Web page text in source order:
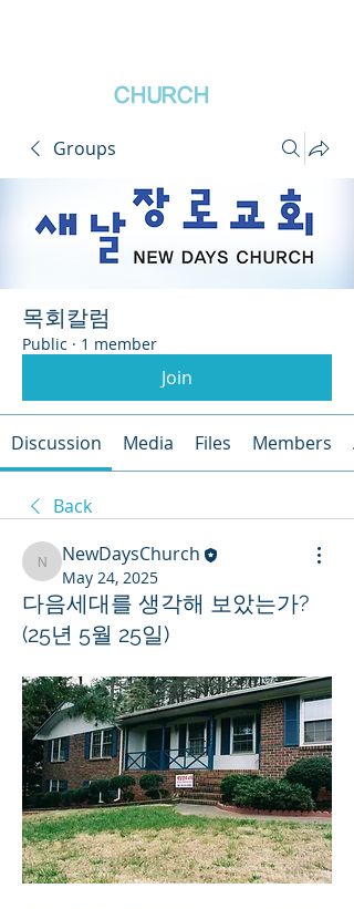
CHURCH
Groups
목회칼럼
Public · 1 member
Join
Discussion Media Files Members
Back
NewDaysChurch
NewDaysChurch
May 24, 2025
다음세대를 생각해 보았는가?
(25년 5월 25일)